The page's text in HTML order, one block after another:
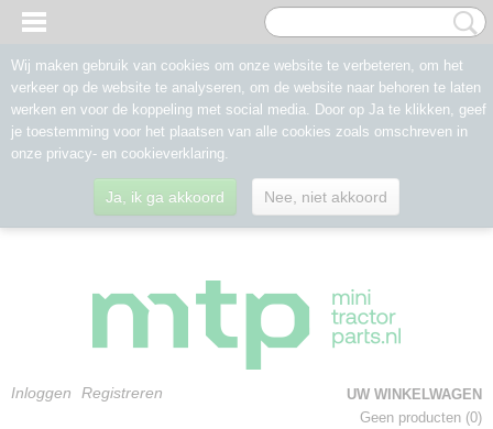
Inloggen Registreren
UW WINKELWAGEN
Geen producten (0)
Wij maken gebruik van cookies om onze website te verbeteren, om het
verkeer op de website te analyseren, om de website naar behoren te laten
werken en voor de koppeling met social media. Door op Ja te klikken, geef
je toestemming voor het plaatsen van alle cookies zoals omschreven in
onze privacy- en cookieverklaring.
Ja, ik ga akkoord Nee, niet akkoord